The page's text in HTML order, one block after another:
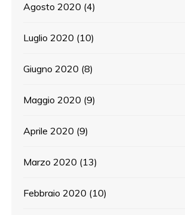
Agosto 2020 (4)
Luglio 2020 (10)
Giugno 2020 (8)
Maggio 2020 (9)
Aprile 2020 (9)
Marzo 2020 (13)
Febbraio 2020 (10)